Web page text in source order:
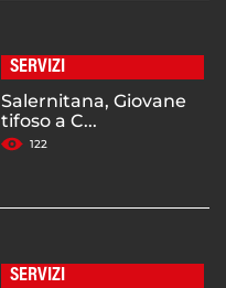
SERVIZI
Salernitana, Giovane
tifoso a C...
122
SERVIZI